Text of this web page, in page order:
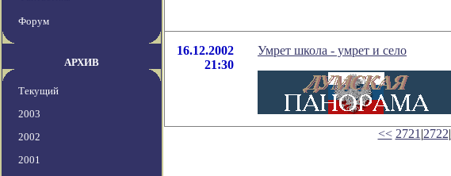
Форум
АРХИВ
Текущий
2003
2002
2001
16.12.2002
21:30
Умрет школа - умрет и село
<< 2721 |2722|